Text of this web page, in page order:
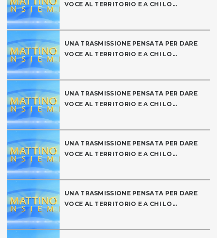
VOCE AL TERRITORIO E A CHI LO...
UNA TRASMISSIONE PENSATA PER DARE
VOCE AL TERRITORIO E A CHI LO...
UNA TRASMISSIONE PENSATA PER DARE
VOCE AL TERRITORIO E A CHI LO...
UNA TRASMISSIONE PENSATA PER DARE
VOCE AL TERRITORIO E A CHI LO...
UNA TRASMISSIONE PENSATA PER DARE
VOCE AL TERRITORIO E A CHI LO...